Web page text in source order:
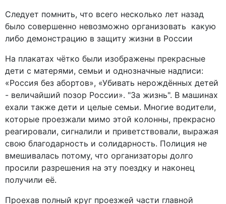
Следует помнить, что всего несколько лет назад
было совершенно невозможно организовать какую
либо демонстрацию в защиту жизни в России
На плакатах чётко были изображены прекрасные
дети с матерями, семьи и однозначные надписи:
«Россия без абортов», «Убивать нерождённых детей
- величайший позор России». "За жизнь". В машинах
ехали также дети и целые семьи. Многие водители,
которые проезжали мимо этой колонны, прекрасно
реагировали, сигналили и приветствовали, выражая
свою благодарность и солидарность. Полиция не
вмешивалась потому, что организаторы долго
просили разрешения на эту поездку и наконец
получили её.
Проехав полный круг проезжей части главной